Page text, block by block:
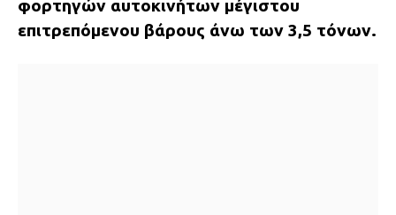
φορτηγών αυτοκινήτων μέγιστου
επιτρεπόμενου βάρους άνω των 3,5 τόνων.